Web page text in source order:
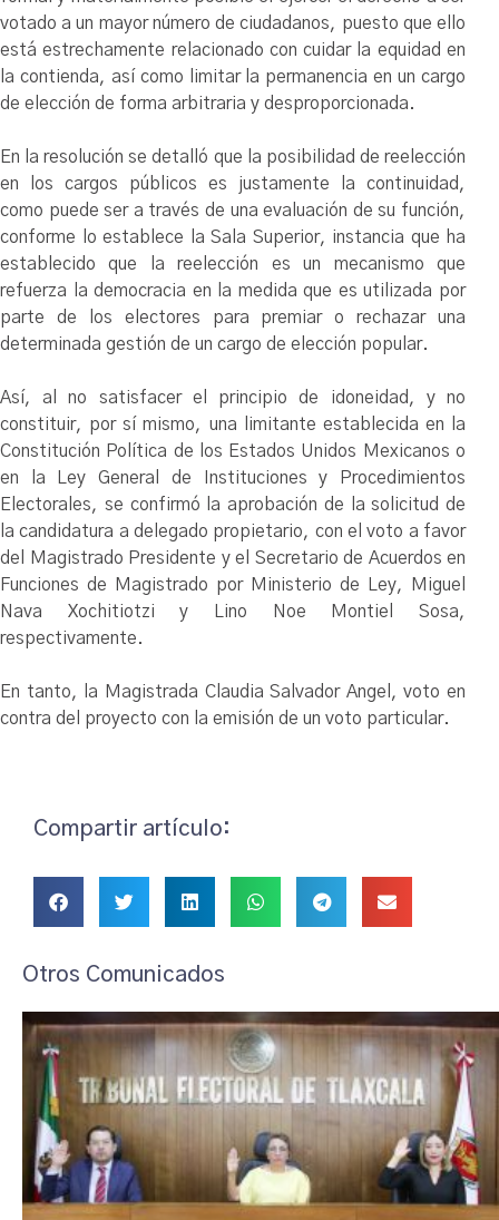
votado a un mayor número de ciudadanos, puesto que ello
está estrechamente relacionado con cuidar la equidad en
la contienda, así como limitar la permanencia en un cargo
de elección de forma arbitraria y desproporcionada.
En la resolución se detalló que la posibilidad de reelección
en los cargos públicos es justamente la continuidad,
como puede ser a través de una evaluación de su función,
conforme lo establece la Sala Superior, instancia que ha
establecido que la reelección es un mecanismo que
refuerza la democracia en la medida que es utilizada por
parte de los electores para premiar o rechazar una
determinada gestión de un cargo de elección popular.
Así, al no satisfacer el principio de idoneidad, y no
constituir, por sí mismo, una limitante establecida en la
Constitución Política de los Estados Unidos Mexicanos o
en la Ley General de Instituciones y Procedimientos
Electorales, se confirmó la aprobación de la solicitud de
la candidatura a delegado propietario, con el voto a favor
del Magistrado Presidente y el Secretario de Acuerdos en
Funciones de Magistrado por Ministerio de Ley, Miguel
Nava Xochitiotzi y Lino Noe Montiel Sosa,
respectivamente.
En tanto, la Magistrada Claudia Salvador Angel, voto en
contra del proyecto con la emisión de un voto particular.
Compartir artículo:
Otros Comunicados